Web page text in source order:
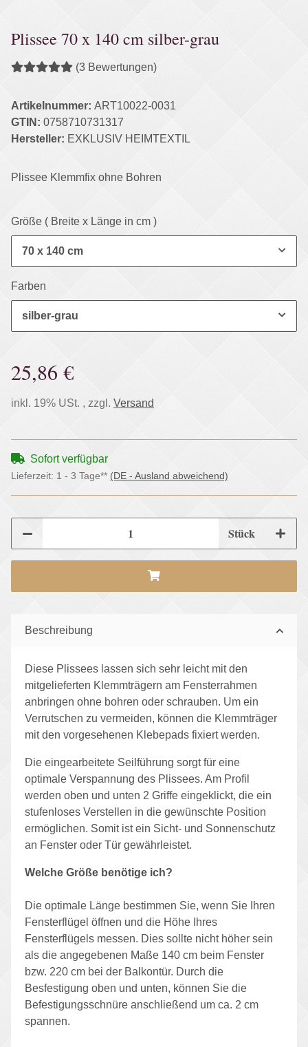
Plissee 70 x 140 cm silber-grau
(3 Bewertungen)
Artikelnummer: ART10022-0031
GTIN: 0758710731317
Hersteller: EXKLUSIV HEIMTEXTIL
Plissee Klemmfix ohne Bohren
Größe ( Breite x Länge in cm )
70 x 140 cm
Farben
silber-grau
25,86 €
inkl. 19% USt. , zzgl. Versand
Sofort verfügbar
Lieferzeit: 1 - 3 Tage** (DE - Ausland abweichend)
Stück
Beschreibung
Diese Plissees lassen sich sehr leicht mit den
mitgelieferten Klemmträgern am Fensterrahmen
anbringen ohne bohren oder schrauben. Um ein
Verrutschen zu vermeiden, können die Klemmträger
mit den vorgesehenen Klebepads fixiert werden.
Die eingearbeitete Seilführung sorgt für eine
optimale Verspannung des Plissees. Am Profil
werden oben und unten 2 Griffe eingeklickt, die ein
stufenloses Verstellen in die gewünschte Position
ermöglichen. Somit ist ein Sicht- und Sonnenschutz
an Fenster oder Tür gewährleistet.
Welche Größe benötige ich?
Die optimale Länge bestimmen Sie, wenn Sie Ihren
Fensterflügel öffnen und die Höhe Ihres
Fensterflügels messen. Dies sollte nicht höher sein
als die angegebenen Maße 140 cm beim Fenster
bzw. 220 cm bei der Balkontür. Durch die
Besfestigung oben und unten, können Sie die
Befestigungsschnüre anschließend um ca. 2 cm
spannen.